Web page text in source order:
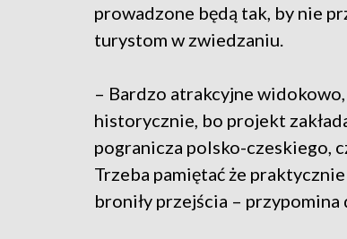
prowadzone będą tak, by nie
turystom w zwiedzaniu.
– Bardzo atrakcyjne
historycznie, bo projekt
pogranicza polsko-czeskiego,
Trzeba pamiętać że
broniły przejścia –